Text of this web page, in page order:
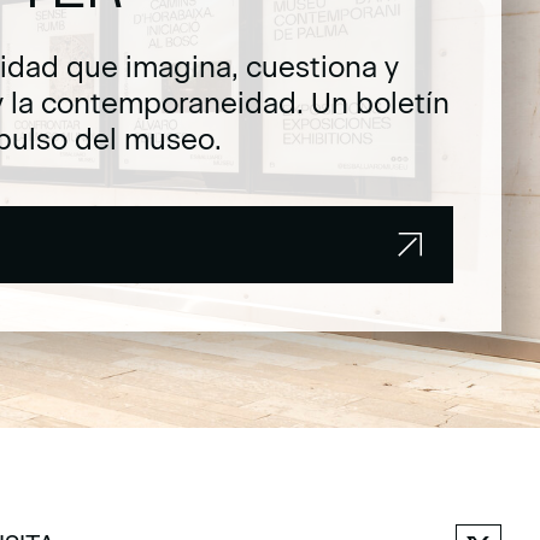
que imagina, cuestiona y
la contemporaneidad. Un boletín
del museo.